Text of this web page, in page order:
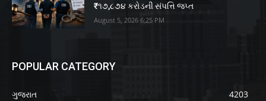
₹૧૭,૮૭૪ કરોડની સંપત્તિ જપ્ત
August 5, 2026 6:25 PM
POPULAR CATEGORY
ગુજરાત
4203